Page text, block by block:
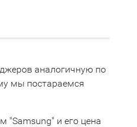
аналогичную по
мы постараемся
"Samsung" и его цена